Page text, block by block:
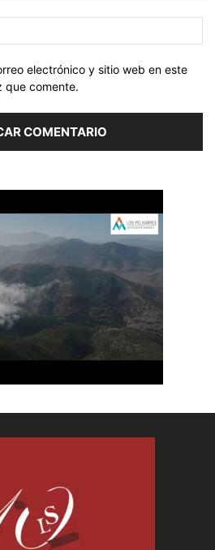
electrónico y sitio web en este
que comente.